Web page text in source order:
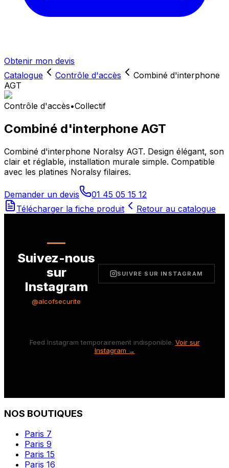
Obtenir mon devis
Catalogue
Contrôle d'accès
Combiné d'interphone
AGT
Contrôle d'accès•Collectif
Combiné d'interphone AGT
Combiné d'interphone Noralsy AGT. Design élégant, son
clair et réglable, installation murale simple. Compatible
avec les platines Noralsy filaires.
Demander un devis
01 45 05 15 12
Télécharger la fiche produit
Retour au catalogue
Suivez-nous
sur
Instagram
@alcofsecurite
SUIVRE SUR INSTAGRAM
Feed Instagram temporairement indisponible. Voir sur
Instagram →
NOS BOUTIQUES
Paris 7
Paris 9
Paris 15
Paris 16